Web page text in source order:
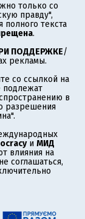
только со
правду",
текста
.
ПОДДЕРЖКЕ/
рекламы.
со ссылкой на
подлежат
в
разрешения
и МИД
влияния на
соглашаться,